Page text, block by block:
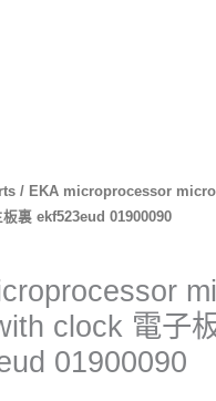
/ EKA microprocessor
裏 ekf523eud 01900090
clock 電子
01900090